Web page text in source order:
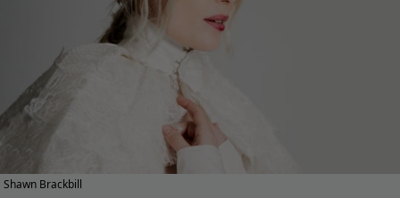
Shawn Brackbill